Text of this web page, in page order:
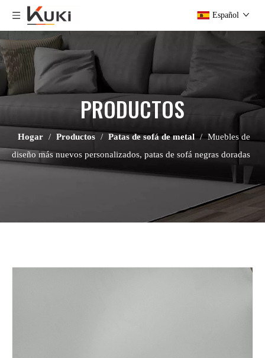
Español
PRODUCTOS
Hogar / Productos / Patas de sofá de metal / Muebles de
diseño más nuevos personalizados, patas de sofá negras doradas